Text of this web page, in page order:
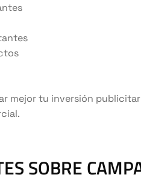
mejor tu inversión
SOBRE